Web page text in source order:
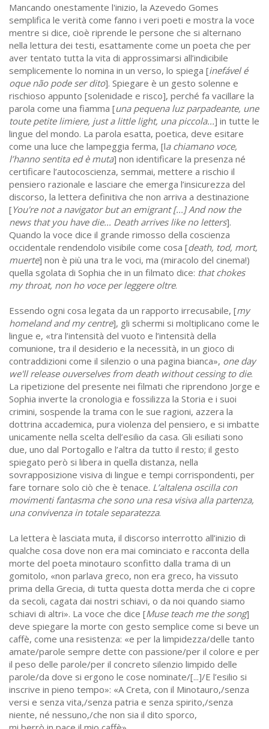
Mancando onestamente l'inizio, la Azevedo Gomes
semplifica le verità come fanno i veri poeti e mostra la voce
mentre si dice, cioè riprende le persone che si alternano
nella lettura dei testi, esattamente come un poeta che per
aver tentato tutta la vita di approssimarsi all’indicibile
semplicemente lo nomina in un verso, lo spiega [inefável é
oque não pode ser dito]. Spiegare è un gesto solenne e
rischioso appunto [solenidade e risco], perché fa vacillare la
parola come una fiamma [una pequena luz parpadeante, une
toute petite limiere, just a little light, una piccola...] in tutte le
lingue del mondo. La parola esatta, poetica, deve esitare
come una luce che lampeggia ferma, [la chiamano voce,
l’hanno sentita ed è muta] non identificare la presenza né
certificare l’autocoscienza, semmai, mettere a rischio il
pensiero razionale e lasciare che emerga l’insicurezza del
discorso, la lettera definitiva che non arriva a destinazione
[You're not a navigator but an emigrant [...] And now the
news that you have die... Death arrives like no letters].
Quando la voce dice il grande rimosso della coscienza
occidentale rendendolo visibile come cosa [death, tod, mort,
muerte] non è più una tra le voci, ma (miracolo del cinema!)
quella sgolata di Sophia che in un filmato dice: that chokes
my throat, non ho voce per leggere oltre.
Essendo ogni cosa legata da un rapporto irrecusabile, [my
homeland and my centre], gli schermi si moltiplicano come le
lingue e, «tra l’intensità del vuoto e l’intensità della
comunione, tra il desiderio e la necessità, in un gioco di
contraddizioni come il silenzio o una pagina bianca», one day
we'll release ouverselves from death without cessing to die.
La ripetizione del presente nei filmati che riprendono Jorge e
Sophia inverte la cronologia e fossilizza la Storia e i suoi
crimini, sospende la trama con le sue ragioni, azzera la
dottrina accademica, pura violenza del pensiero, e si imbatte
unicamente nella scelta dell’esilio da casa. Gli esiliati sono
due, uno dal Portogallo e l’altra da tutto il resto; il gesto
spiegato però si libera in quella distanza, nella
sovrapposizione visiva di lingue e tempi corrispondenti, per
fare tornare solo ciò che è tenace. L’altalena oscilla con
movimenti fantasma che sono una resa visiva alla partenza,
una convivenza in totale separatezza.
La lettera è lasciata muta, il discorso interrotto all’inizio di
qualche cosa dove non era mai cominciato e racconta della
morte del poeta minotauro sconfitto dalla trama di un
gomitolo, «non parlava greco, non era greco, ha vissuto
prima della Grecia, di tutta questa dotta merda che ci copre
da secoli, cagata dai nostri schiavi, o da noi quando siamo
schiavi di altri». La voce che dice [Muse teach me the song]
deve spiegare la morte con gesto semplice come si beve un
caffè, come una resistenza: «e per la limpidezza/delle tanto
amate/parole sempre dette con passione/per il colore e per
il peso delle parole/per il concreto silenzio limpido delle
parole/da dove si ergono le cose nominate/[...]/E l’esilio si
inscrive in pieno tempo»: «A Creta, con il Minotauro,/senza
versi e senza vita,/senza patria e senza spirito,/senza
niente, né nessuno,/che non sia il dito sporco,